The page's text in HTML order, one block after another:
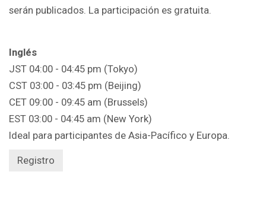
serán publicados. La participación es gratuita.
Inglés
JST 04:00 - 04:45 pm (Tokyo)
CST 03:00 - 03:45 pm (Beijing)
CET 09:00 - 09:45 am (Brussels)
EST 03:00 - 04:45 am (New York)
Ideal para participantes de Asia-Pacífico y Europa.
Registro